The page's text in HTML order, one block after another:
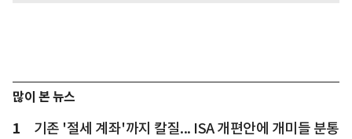
많이 본 뉴스
1 기존 '절세 계좌'까지 칼질... ISA 개편안에 개미들 분통